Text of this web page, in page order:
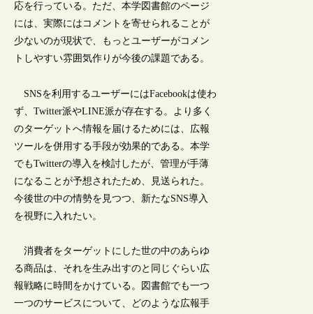
応を行っている。ただ、本学図書館のページ
には、実際にはコメントを寄せられることが
少ないのが現状で、もっとユーザーがコメン
トしやすい雰囲気作りが今後の課題である。
SNSを利用するユーザーにはFacebookは使わ
ず、Twitter派やLINE派が存在する。より多く
のターゲットへ情報を届けるためには、広報
ツールを併用する手段が効果的である。本学
でもTwitterの導入を検討したが、管理が手薄
になることが予想されたため、見送られた。
今後世の中の情勢を見つつ、新たなSNS導入
を視野に入れたい。
消費者をターゲットにした世の中のあらゆ
る商品は、それを生み出すのと同じぐらい広
報戦略に時間をかけている。図書館でも一つ
一つのサービスについて、どのような広報手